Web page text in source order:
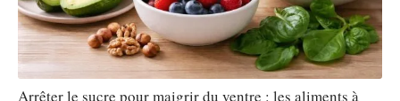
Arrêter le sucre pour maigrir du ventre : les aliments à